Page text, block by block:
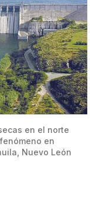
en
Nuevo León